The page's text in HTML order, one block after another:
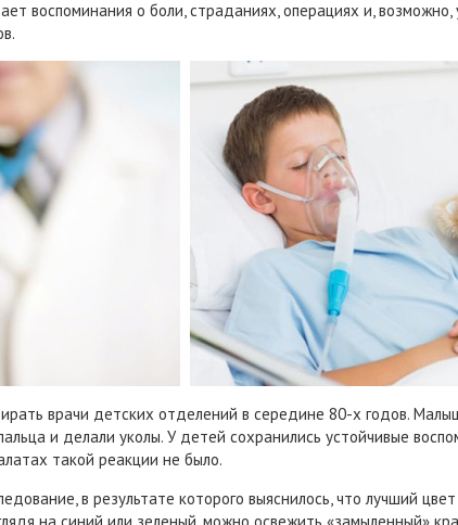
воспоминания о боли, страданиях, операциях и,
врачи детских отделений в середине 80-х годов.
и делали уколы. У детей сохранились устойчивые
такой реакции не было.
в результате которого выяснилось, что лучший